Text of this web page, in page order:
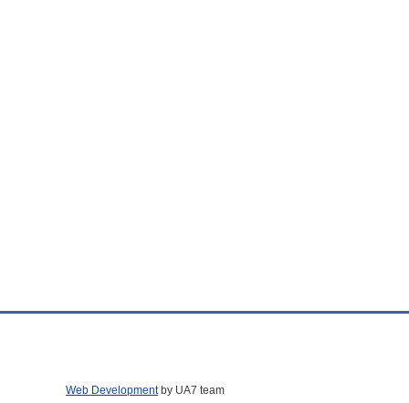
Web Developmentby UA7 team